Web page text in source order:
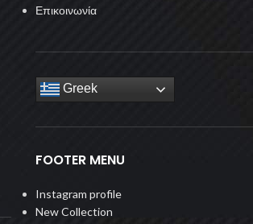
Επικοινωνία
Greek
FOOTER MENU
Instagram profile
New Collection